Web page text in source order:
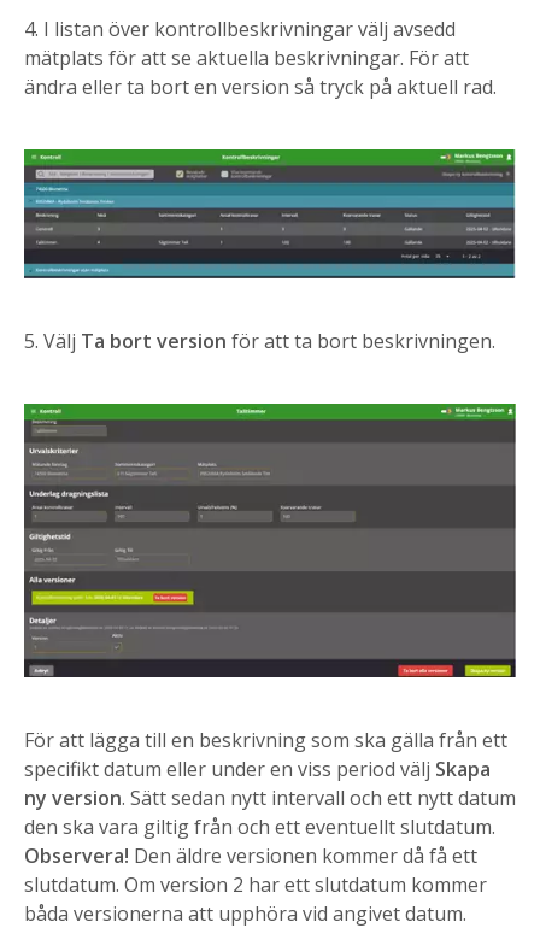
4. I listan över kontrollbeskrivningar välj avsedd
mätplats för att se aktuella beskrivningar. För att
ändra eller ta bort en version så tryck på aktuell rad.
5. Välj Ta bort version för att ta bort beskrivningen.
För att lägga till en beskrivning som ska gälla från ett
specifikt datum eller under en viss period välj Skapa
ny version. Sätt sedan nytt intervall och ett nytt datum
den ska vara giltig från och ett eventuellt slutdatum.
Observera! Den äldre versionen kommer då få ett
slutdatum. Om version 2 har ett slutdatum kommer
båda versionerna att upphöra vid angivet datum.